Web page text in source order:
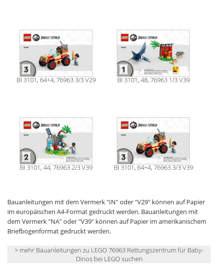
BI 3101, 64+4, 76963 3/3 V29 BI 3101, 48, 76963 1/3 V39
BI 3101, 44, 76963 2/3 V39 BI 3101, 64+4, 76963 3/3 V39
Bauanleitungen mit dem Vermerk "IN" oder "V29" können auf Papier
im europäischen A4-Format gedruckt werden. Bauanleitungen mit
dem Vermerk "NA" oder "V39" können auf Papier im amerikanischem
Briefbogenformat gedruckt werden.
> mehr Bauanleitungen zu LEGO 76963 Rettungszentrum für Baby-
Dinos bei LEGO suchen